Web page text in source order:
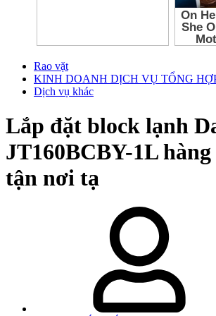
Rao vặt
KINH DOANH DỊCH VỤ TỔNG
Dịch vụ khác
Lắp đặt block lạnh
JT160BCBY-1L
tận nơi tạ